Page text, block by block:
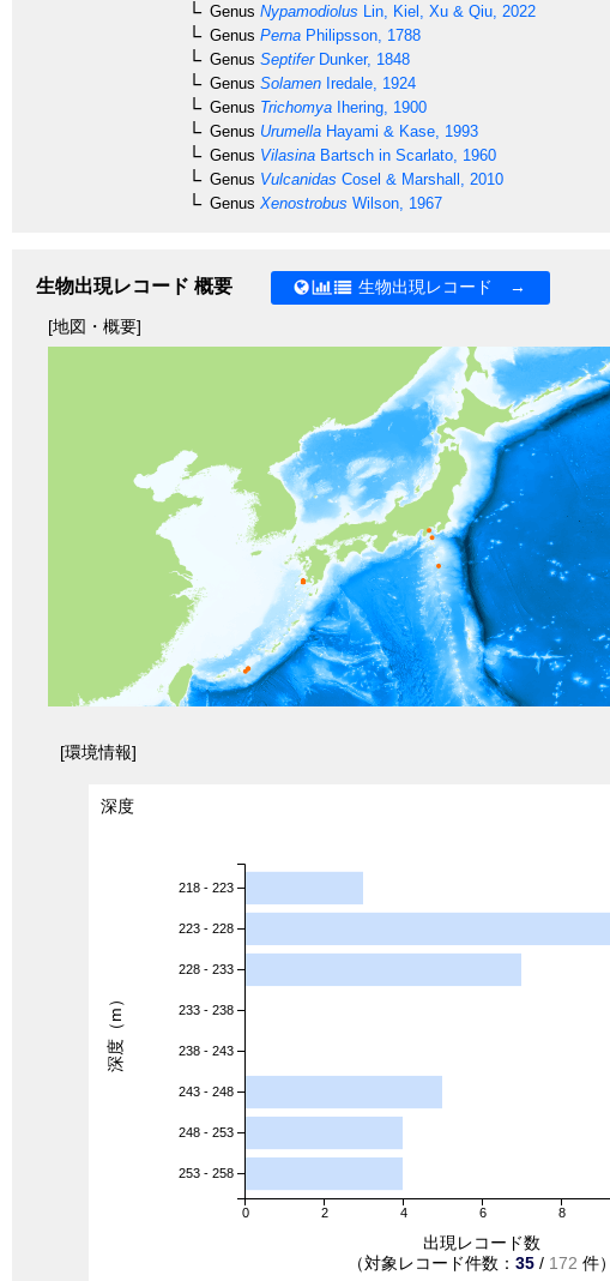
Genus Nypamodiolus Lin, Kiel, Xu & Qiu, 2022
Genus Perna Philipsson, 1788
Genus SeptiferDunker, 1848
Genus Solamen Iredale, 1924
Genus Trichomya Ihering, 1900
Genus Urumella Hayami & Kase, 1993
Genus Vilasina Bartsch in Scarlato, 1960
Genus Vulcanidas Cosel & Marshall, 2010
Genus Xenostrobus Wilson, 1967
生物出現レコード 概要 生物出現レコード →
[地図・概要]
[環境情報]
深度
0 2 4 6 8
218 - 223
223 - 228
228 - 233
233 - 238
238 - 243
243 - 248
248 - 253
253 - 258
出現レコード数
（対象レコード件数： 35 / 172 件）
深度（m）